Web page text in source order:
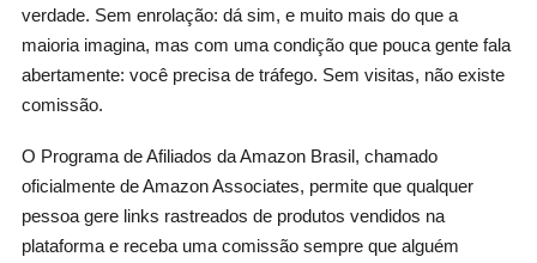
verdade. Sem enrolação: dá sim, e muito mais do que a
maioria imagina, mas com uma condição que pouca gente fala
abertamente: você precisa de tráfego. Sem visitas, não existe
comissão.
O Programa de Afiliados da Amazon Brasil, chamado
oficialmente de Amazon Associates, permite que qualquer
pessoa gere links rastreados de produtos vendidos na
plataforma e receba uma comissão sempre que alguém